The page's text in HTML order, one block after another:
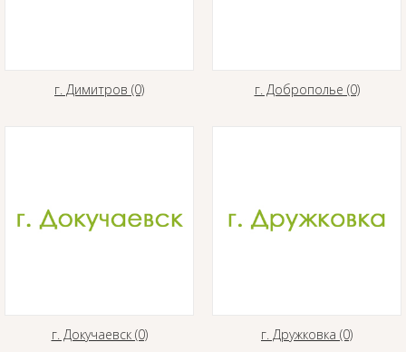
г. Димитров (0) г. Доброполье (0)
г. Докучаевск (0) г. Дружковка (0)